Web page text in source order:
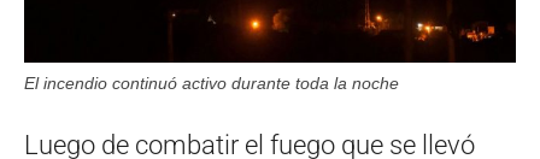
El incendio continuó activo durante toda la noche
Luego de combatir el fuego que se llevó